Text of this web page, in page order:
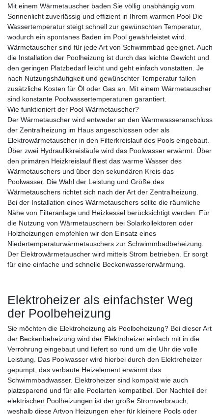
Mit einem Wärmetauscher baden Sie völlig unabhängig vom
Sonnenlicht zuverlässig und effizient in Ihrem warmen Pool Die
Wassertemperatur steigt schnell zur gewünschten Temperatur,
wodurch ein spontanes Baden im Pool gewährleistet wird.
Wärmetauscher sind für jede Art von Schwimmbad geeignet. Auch
die Installation der Poolheizung ist durch das leichte Gewicht und
den geringen Platzbedarf leicht und geht einfach vonstatten. Je
nach Nutzungshäufigkeit und gewünschter Temperatur fallen
zusätzliche Kosten für Öl oder Gas an. Mit einem Wärmetauscher
sind konstante Poolwassertemperaturen garantiert.
Wie funktioniert der Pool Wärmetauscher?
Der Wärmetauscher wird entweder an den Warmwasseranschluss
der Zentralheizung im Haus angeschlossen oder als
Elektrowärmetauscher in den Filterkreislauf des Pools eingebaut.
Über zwei Hydraulikkreisläufe wird das Poolwasser erwärmt. Über
den primären Heizkreislauf fliest das warme Wasser des
Wärmetauschers und über den sekundären Kreis das
Poolwasser. Die Wahl der Leistung und Größe des
Wärmetauschers richtet sich nach der Art der Zentralheizung.
Bei der Installation eines Wärmetauschers sollte die räumliche
Nähe von Filteranlage und Heizkessel berücksichtigt werden. Für
die Nutzung von Wärmetauschern bei Solarkollektoren oder
Holzheizungen empfehlen wir den Einsatz eines
Niedertemperaturwärmetauschers zur Schwimmbadbeheizung.
Der Elektrowärmetauscher wird mittels Strom betrieben. Er sorgt
für eine einfache und schnelle Beckenwassererwärmung.
Elektroheizer als einfachster Weg
der Poolbeheizung
Sie möchten die Elektroheizung als Poolbeheizung? Bei dieser Art
der Beckenbeheizung wird der Elektroheizer einfach mit in die
Verrohrung eingebaut und liefert so rund um die Uhr die volle
Leistung. Das Poolwasser wird hierbei durch den Elektroheizer
gepumpt, das verbaute Heizelement erwärmt das
Schwimmbadwasser. Elektroheizer sind kompakt wie auch
platzsparend und für alle Poolarten kompatibel. Der Nachteil der
elektrischen Poolheizungen ist der große Stromverbrauch,
weshalb diese Artvon Heizungen eher für kleinere Pools oder